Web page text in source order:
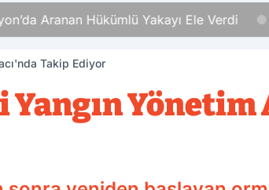
Ele Verdi
Takip Ediyor